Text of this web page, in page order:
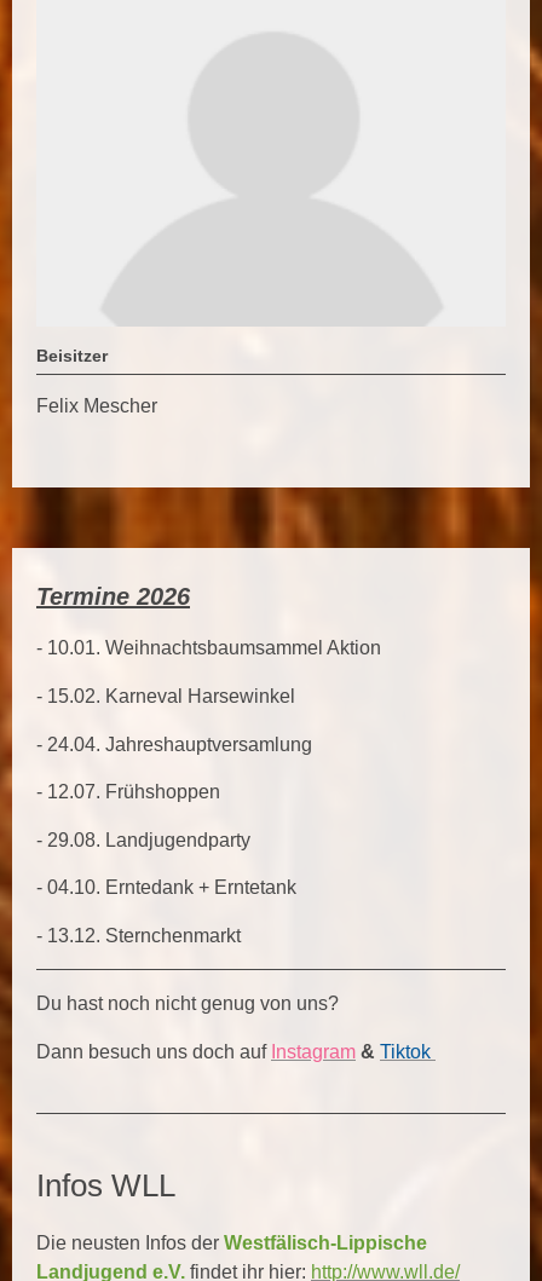
Beisitzer
Felix Mescher
Termine 2026
- 10.01. Weihnachtsbaumsammel Aktion
- 15.02. Karneval Harsewinkel
- 24.04. Jahreshauptversamlung
- 12.07. Frühshoppen
- 29.08. Landjugendparty
- 04.10. Erntedank + Erntetank
- 13.12. Sternchenmarkt
Du hast noch nicht genug von uns?
Dann besuch uns doch auf Instagram & Tiktok
Infos WLL
Die neusten Infos der Westfälisch-Lippische
Landjugend e.V. findet ihr hier: http://www.wll.de/